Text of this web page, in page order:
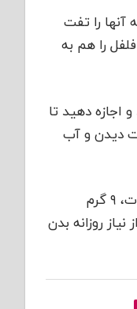
بزرگی گرم کنید. پیاز، هویج و کرفس را به ظرف بیفزایید و ۶ دقیقه آنها را تفت
خردل و فلفل را هم به
دهید تا
هم داخل سوپ بریزید و پس از ۲ دقیقه حرارت دیدن و آب
هر وعده از این سوپ حدود ۲۰۵ کیلوکالری انرژی، ۹ گرم چربی، ۲۱ میلی‌گرم کلسترول، ۲۳ گرم کربوهیدرات، ۹ گرم
و ۴۳۶ میلی‌گرم پتاسیم دارد. ضمن اینکه می‌تواند ۶۱ درصد از نیاز روزانه بدن